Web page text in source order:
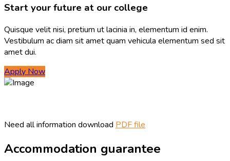
Start your future at our college
Quisque velit nisi, pretium ut lacinia in, elementum id enim.
Vestibulum ac diam sit amet quam vehicula elementum sed sit
amet dui.
Apply Now
Need all information download PDF file
Accommodation guarantee